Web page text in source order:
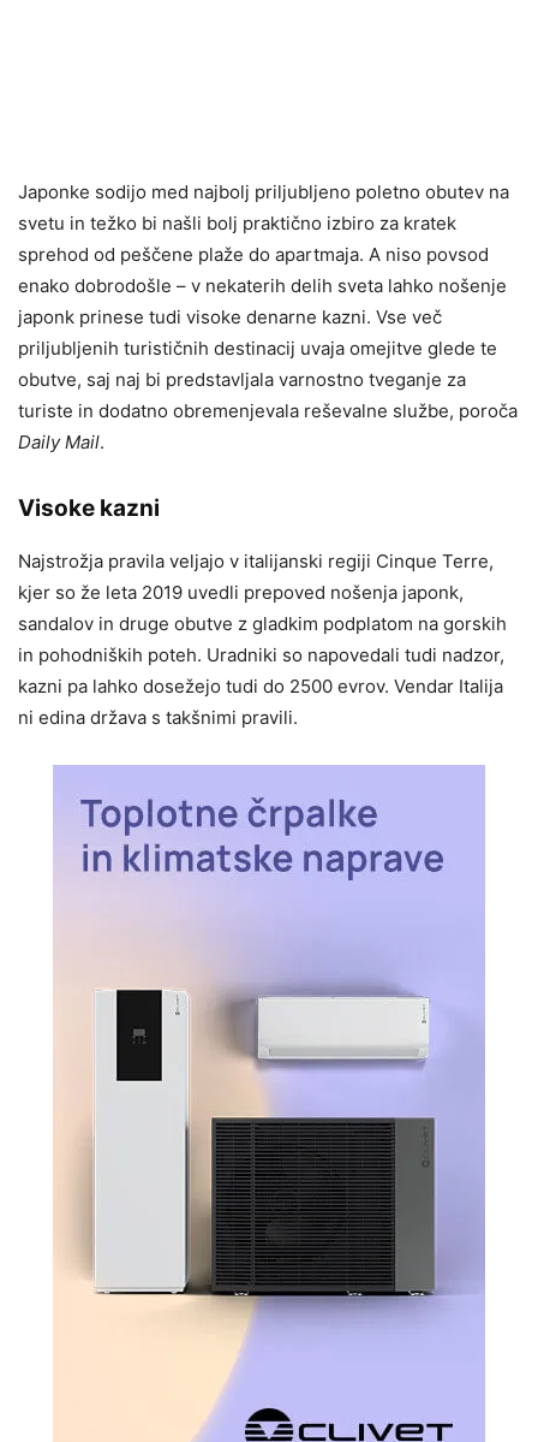
Japonke sodijo med najbolj priljubljeno poletno obutev na
svetu in težko bi našli bolj praktično izbiro za kratek
sprehod od peščene plaže do apartmaja. A niso povsod
enako dobrodošle – v nekaterih delih sveta lahko nošenje
japonk prinese tudi visoke denarne kazni. Vse več
priljubljenih turističnih destinacij uvaja omejitve glede te
obutve, saj naj bi predstavljala varnostno tveganje za
turiste in dodatno obremenjevala reševalne službe, poroča
Daily Mail.
Visoke kazni
Najstrožja pravila veljajo v italijanski regiji Cinque Terre,
kjer so že leta 2019 uvedli prepoved nošenja japonk,
sandalov in druge obutve z gladkim podplatom na gorskih
in pohodniških poteh. Uradniki so napovedali tudi nadzor,
kazni pa lahko dosežejo tudi do 2500 evrov. Vendar Italija
ni edina država s takšnimi pravili.